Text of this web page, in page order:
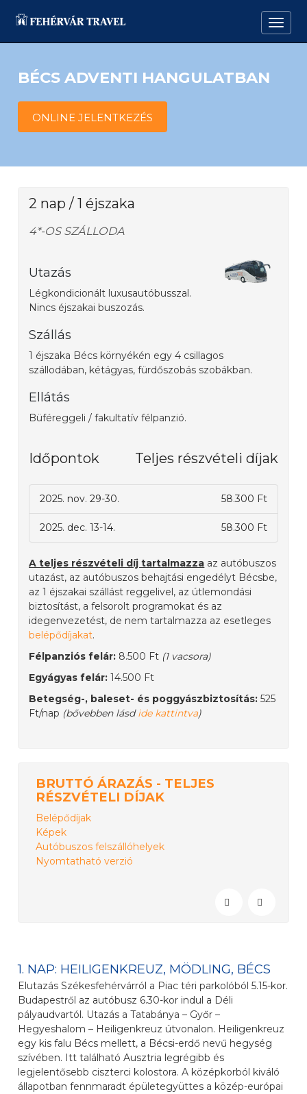
BÉCS ADVENTI HANGULATBAN
ONLINE JELENTKEZÉS
2 nap / 1 éjszaka
4*-OS SZÁLLODA
Utazás
Légkondicionált luxusautóbusszal.
Nincs éjszakai buszozás.
Szállás
1 éjszaka Bécs környékén egy 4 csillagos
szállodában, kétágyas, fürdőszobás szobákban.
Ellátás
Büféreggeli / fakultatív félpanzió.
Időpontok Teljes részvételi díjak
2025. nov. 29-30. 58.300 Ft
2025. dec. 13-14. 58.300 Ft
A teljes részvételi díj tartalmazza az autóbuszos
utazást, az autóbuszos behajtási engedélyt Bécsbe,
az 1 éjszakai szállást reggelivel, az útlemondási
biztosítást, a felsorolt programokat és az
idegenvezetést, de nem tartalmazza az esetleges
belépődíjakat.
Félpanziós felár: 8.500 Ft (1 vacsora)
Egyágyas felár: 14.500 Ft
Betegség-, baleset- és poggyászbiztosítás: 525
Ft/nap (bővebben lásdide kattintva)
BRUTTÓ ÁRAZÁS - TELJES
RÉSZVÉTELI DÍJAK
Belépődíjak
Képek
Autóbuszos felszállóhelyek
Nyomtatható verzió
1. NAP: HEILIGENKREUZ, MÖDLING, BÉCS
Elutazás Székesfehérvárról a Piac téri parkolóból 5.15-kor.
Budapestről az autóbusz 6.30-kor indul a Déli
pályaudvartól. Utazás a Tatabánya – Győr –
Hegyeshalom – Heiligenkreuz útvonalon. Heiligenkreuz
egy kis falu Bécs mellett, a Bécsi-erdő nevű hegység
szívében. Itt található Ausztria legrégibb és
legjelentősebb ciszterci kolostora. A középkorból kiváló
állapotban fennmaradt épületegyüttes a közép-európai